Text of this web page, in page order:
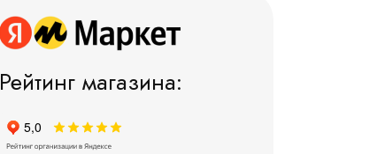
Рейтинг магазина: